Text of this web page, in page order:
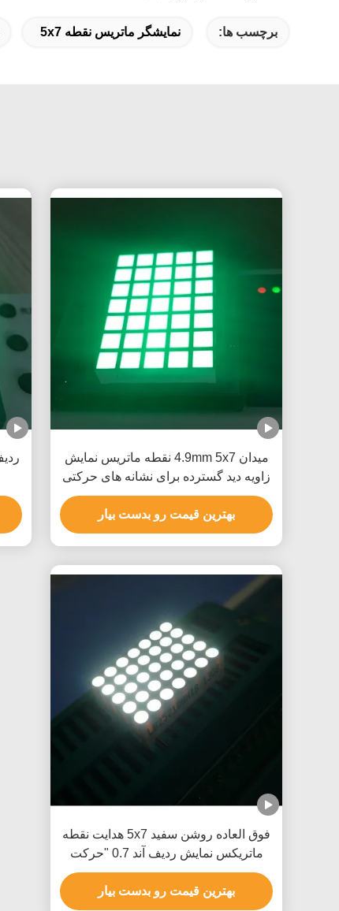
برچسب ها: نمایشگر ماتریس نقطه 5x7
میدان 4.9mm 5x7 نقطه ماتریس نمایش
زاویه دید گسترده برای نشانه های حرکتی
بهترین قیمت رو بدست بیار
فوق العاده روشن سفید 5x7 هدایت نقطه
ماتریکس نمایش ردیف آند 0.7 "حرکت
علائم نرم افزار
بهترین قیمت رو بدست بیار